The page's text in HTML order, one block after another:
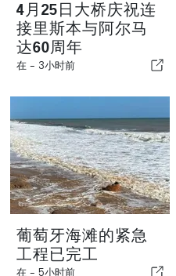
4月25日大桥庆祝连
接里斯本与阿尔马
达60周年
在 - 3小时前
葡萄牙海滩的紧急
工程已完工
在 -5小时前